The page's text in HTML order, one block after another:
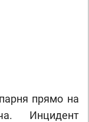
прямо на
Инцидент